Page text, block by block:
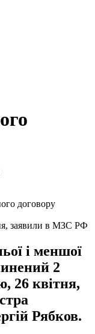
заявили в МЗС РФ
і меншої
2
26 квітня,
Рябков.